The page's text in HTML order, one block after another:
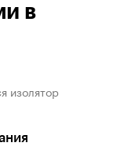
в
изолятор